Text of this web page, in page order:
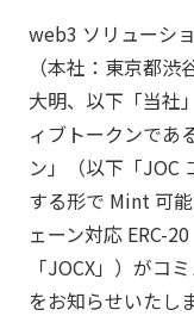
web3 ソリューシ
（本社：東京都
大明、以下「当社
ィブトークンであ
ン」（以下「JOC
する形で Mint 可
ェーン対応 ERC-
「JOCX」）がコ
をお知らせいたしま